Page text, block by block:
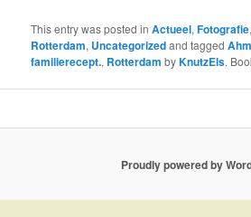
This entry was posted inActueel,Fotografie
Rotterdam, Uncategorizedand tagged
familierecept., Rotterdam byKnutzEls.
Proudly powered by